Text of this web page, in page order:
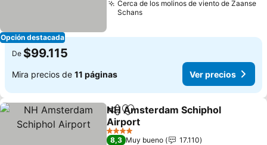
Opción destacada
Cerca de los molinos de viento de Zaanse
Schans
De $99.115
Mira precios de 11 páginas Ver precios
CompartirAgregar a favoritos
NH Amsterdam Schiphol
Airport
Ver precios
4 Estrellas
8,3 Muy bueno
17.110